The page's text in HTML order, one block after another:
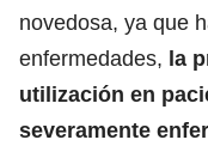
novedosa, ya que
enfermedades, la
utilización en
severamente